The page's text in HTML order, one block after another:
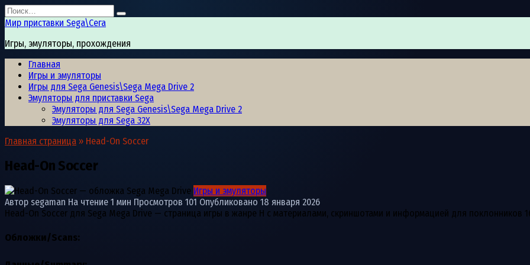
Перейти
к
содержанию
Search
for:
Мир приставки Sega\Сега
Игры, эмуляторы, прохождения
Главная
Игры и эмуляторы
Игры для Sega Genesis\Sega Mega Drive 2
Эмуляторы для приставки Sega
Эмуляторы для Sega Genesis\Sega Mega Drive 2
Эмуляторы для Sega 32X
Главная страница » Head-On Soccer
Head-On Soccer
Игры и эмуляторы
Автор segaman На чтение 1 мин Просмотров 101 Опубликовано 18 января 2026
Head-On Soccer для Sega Mega Drive — страница игры в жанре H с материалами, скриншотами и информацией для поклонников
Обложки/Scans: